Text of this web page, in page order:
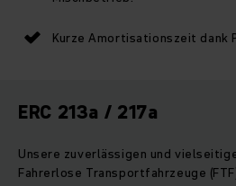
Kurze Amortisationszeit dank
ERC 213a / 217a
Unsere zuverlässigen und
Fahrerlose Transportfahrzeuge